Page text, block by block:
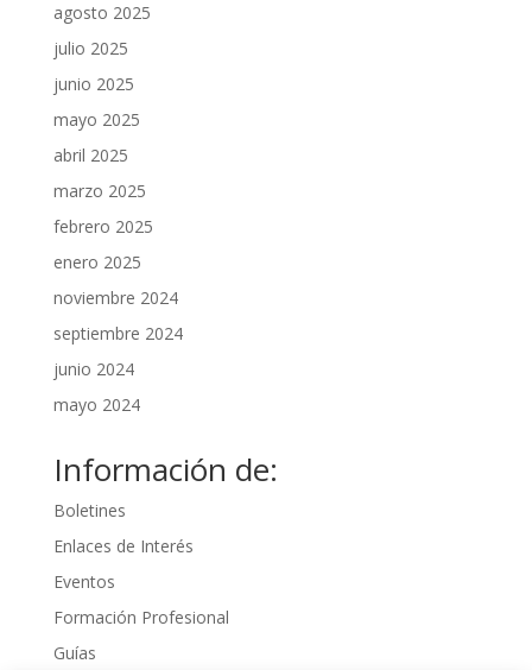
agosto 2025
julio 2025
junio 2025
mayo 2025
abril 2025
marzo 2025
febrero 2025
enero 2025
noviembre 2024
septiembre 2024
junio 2024
mayo 2024
Información de:
Boletines
Enlaces de Interés
Eventos
Formación Profesional
Guías